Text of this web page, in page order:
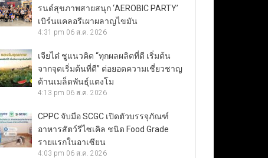
รนด์สุขภาพสายสนุก ‘AEROBIC PARTY’
เบิร์นแคลอรีเผาผลาญไขมัน
4:31 pm 06 ส.ค. 2026
เจียไต๋ ชูแนวคิด “ทุกผลผลิตที่ดี เริ่มต้น
จากจุดเริ่มต้นที่ดี” ต่อยอดความเชี่ยวชาญ
ด้านเมล็ดพันธุ์แตงโม
4:13 pm 06 ส.ค. 2026
CPPC จับมือ SCGC เปิดตัวบรรจุภัณฑ์
อาหารสัตว์รีไซเคิล ชนิด Food Grade
รายแรกในอาเซียน
4:03 pm 06 ส.ค. 2026